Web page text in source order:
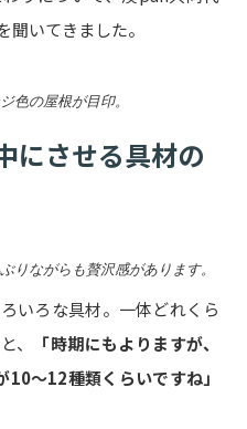
いてきました。
色の屋根が目印。
にさせる具材の
りながらも贅沢感があります。
いろな具材。一体どれくら
、
「時期にもよりますが、
～12種類くらいですね」